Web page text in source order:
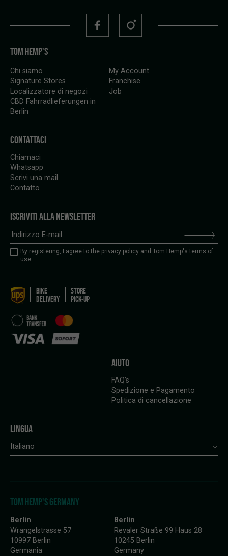
TOM HEMP'S
Chi siamo
Signature Stores
Localizzatore di negozi
CBD Fahrradlieferungen in
Berlin
My Account
Franchise
Job
CONTATTACI
Chiamaci
Whatsapp
Scrivi una mail
Contatto
ISCRIVITI ALLA NEWSLETTER
By registering, I agree to the privacy policy and Tom Hemp's terms of
use.
BIKE
DELIVERY
STORE
PICK-UP
AIUTO
FAQ’s
Spedizione e Pagamento
Politica di cancellazione
LINGUA
Italiano
TOM HEMP'S GERMANY
Berlin
Wrangelstrasse 57
10997 Berlin
Germania
Berlin
Revaler Straße 99 Haus 28
10245 Berlin
Germany